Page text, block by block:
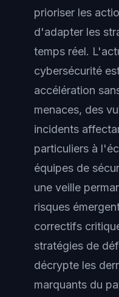
prioriser les
d'adapter les
temps réel.
cybersécurité
accélération
menaces, des
incidents
particuliers à
équipes de
une veille
risques
correctifs
stratégies de
décrypte les
marquants du